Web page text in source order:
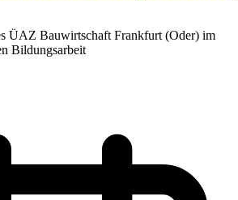
ÜAZ Bauwirtschaft Frankfurt (Oder) im
Bildungsarbeit